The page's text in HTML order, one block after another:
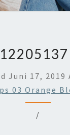
Juni 17, 2019
03 Orange
/